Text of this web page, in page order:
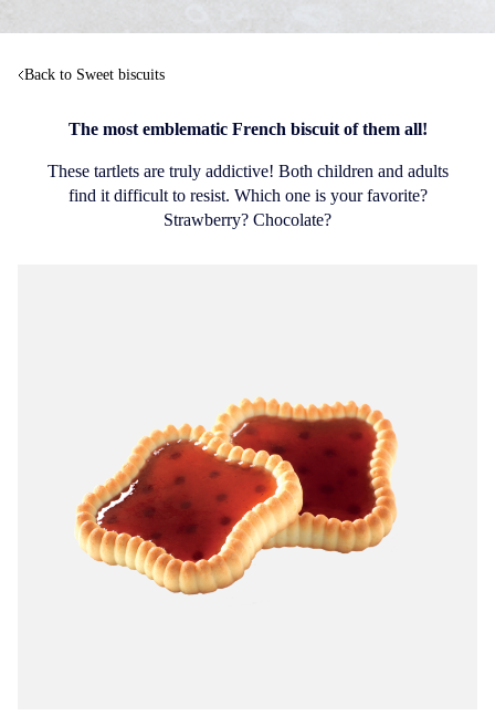
Back to Sweet biscuits
The most emblematic French biscuit of them all!
These tartlets are truly addictive! Both children and adults
find it difficult to resist. Which one is your favorite?
Strawberry? Chocolate?